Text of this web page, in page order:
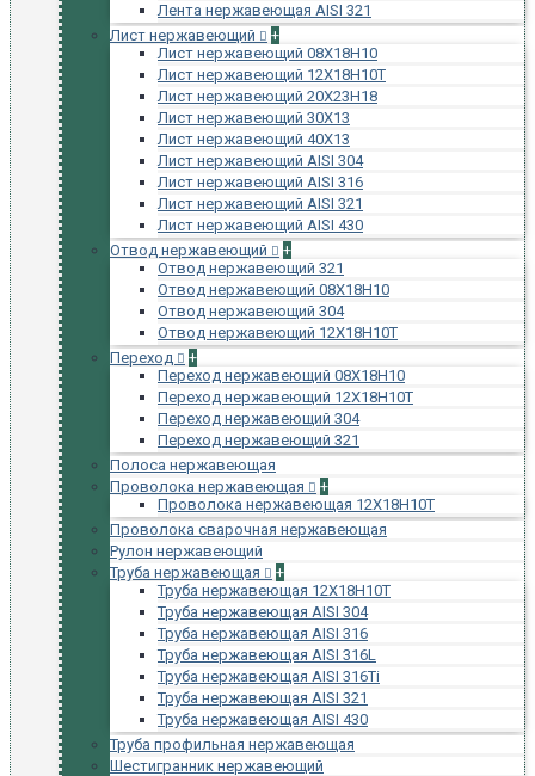
Лента нержавеющая AISI 321
Лист нержавеющий
+
Лист нержавеющий 08Х18Н10
Лист нержавеющий 12Х18Н10Т
Лист нержавеющий 20Х23Н18
Лист нержавеющий 30Х13
Лист нержавеющий 40Х13
Лист нержавеющий AISI 304
Лист нержавеющий AISI 316
Лист нержавеющий AISI 321
Лист нержавеющий AISI 430
Отвод нержавеющий
+
Отвод нержавеющий 321
Отвод нержавеющий 08Х18Н10
Отвод нержавеющий 304
Отвод нержавеющий 12Х18Н10Т
Переход
+
Переход нержавеющий 08Х18Н10
Переход нержавеющий 12Х18Н10Т
Переход нержавеющий 304
Переход нержавеющий 321
Полоса нержавеющая
Проволока нержавеющая
+
Проволока нержавеющая 12Х18Н10Т
Проволока сварочная нержавеющая
Рулон нержавеющий
Труба нержавеющая
+
Труба нержавеющая 12Х18Н10Т
Труба нержавеющая AISI 304
Труба нержавеющая AISI 316
Труба нержавеющая AISI 316L
Труба нержавеющая AISI 316Ti
Труба нержавеющая AISI 321
Труба нержавеющая AISI 430
Труба профильная нержавеющая
Шестигранник нержавеющий